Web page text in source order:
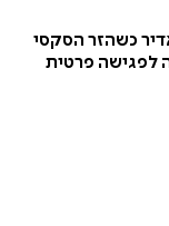
כשהזר הסקסי
לפגישה פרטית